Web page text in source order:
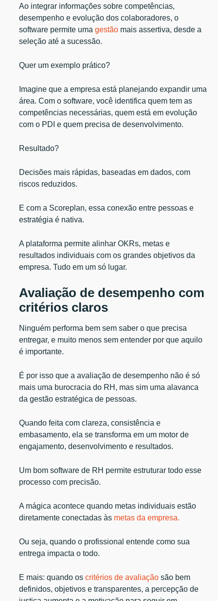
Ao integrar informações sobre competências,
desempenho e evolução dos colaboradores, o
software permite umagestão mais assertiva, desde a
seleção até a sucessão.
Quer um exemplo prático?
Imagine que a empresa está planejando expandir uma
área. Com o software, você identifica quem tem as
competências necessárias, quem está em evolução
com o PDI e quem precisa de desenvolvimento.
Resultado?
Decisões mais rápidas, baseadas em dados, com
riscos reduzidos.
E com a Scoreplan, essa conexão entre pessoas e
estratégia é nativa.
A plataforma permite alinhar OKRs, metas e
resultados individuais com os grandes objetivos da
empresa. Tudo em um só lugar.
Avaliação de desempenho com
critérios claros
Ninguém performa bem sem saber o que precisa
entregar, e muito menos sem entender por que aquilo
é importante.
É por isso que a avaliação de desempenho não é só
mais uma burocracia do RH, mas sim uma alavanca
da gestão estratégica de pessoas.
Quando feita com clareza, consistência e
embasamento, ela se transforma em um motor de
engajamento, desenvolvimento e resultados.
Um bom software de RH permite estruturar todo esse
processo com precisão.
A mágica acontece quando metas individuais estão
diretamente conectadas às metas da empresa.
Ou seja, quando o profissional entende como sua
entrega impacta o todo.
E mais: quando oscritérios de avaliação são bem
definidos, objetivos e transparentes, a percepção de